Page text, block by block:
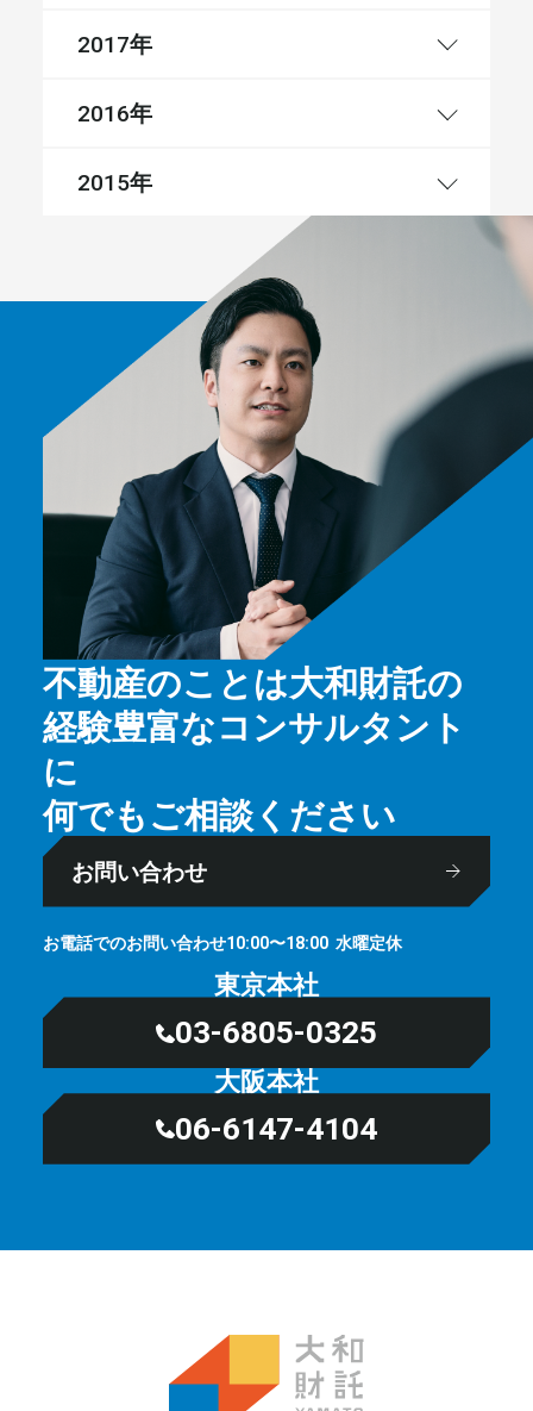
2017年
2016年
2015年
不動産のことは大和財託の
経験豊富なコンサルタント
に
何でもご相談ください
お問い合わせ
お電話でのお問い合わせ10:00〜18:00 ⽔曜定休
東京本社
03-6805-0325
大阪本社
06-6147-4104